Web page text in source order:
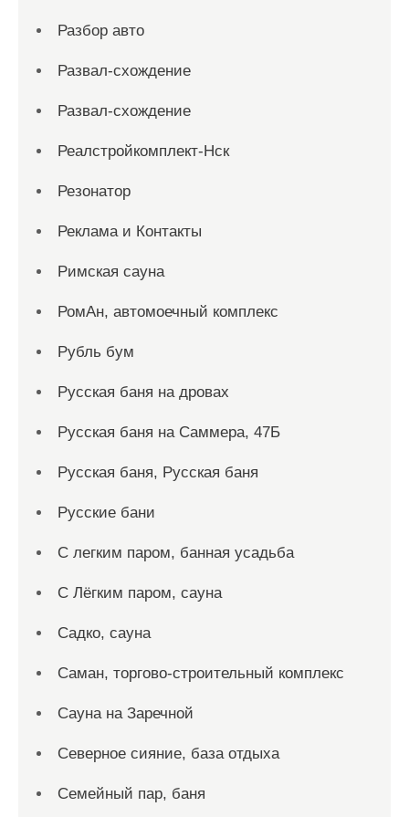
Разбор авто
Развал-схождение
Развал-схождение
Реалстройкомплект-Нск
Резонатор
Реклама и Контакты
Римская сауна
РомАн, автомоечный комплекс
Рубль бум
Русская баня на дровах
Русская баня на Саммера, 47Б
Русская баня, Русская баня
Русские бани
С легким паром, банная усадьба
С Лёгким паром, сауна
Садко, сауна
Саман, торгово-строительный комплекс
Сауна на Заречной
Северное сияние, база отдыха
Семейный пар, баня